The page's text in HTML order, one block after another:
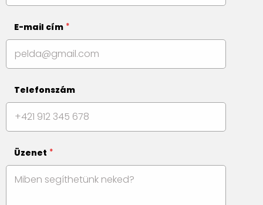
E-mail cím
Telefonszám
Üzenet